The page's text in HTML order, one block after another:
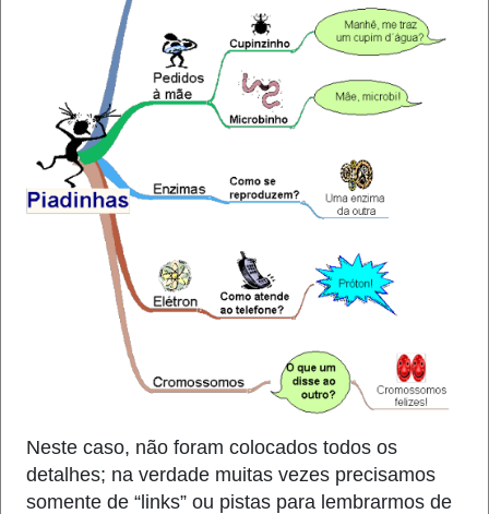
Neste caso, não foram colocados todos os
detalhes; na verdade muitas vezes precisamos
somente de “links” ou pistas para lembrarmos de